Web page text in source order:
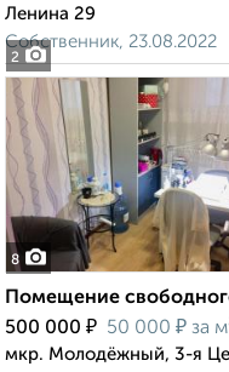
2
Ленина 29
Собственник, 23.08.2022
8
Помещение
500 000 ₽ 50 000 ₽ за
мкр. Молодёжный, 3-я